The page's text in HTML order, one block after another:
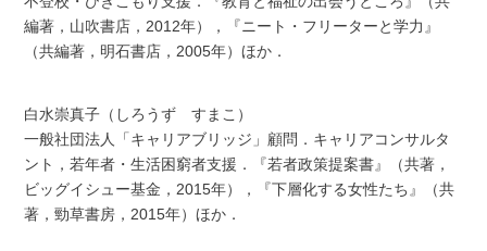
編著，山吹書店，2012年），『ニート・フリーターと学力』
（共編著，明石書店，2005年）ほか．
白水崇真子（しろうず すまこ）
一般社団法人「キャリアブリッジ」顧問．キャリアコンサルタ
ント，若年者・生活困窮者支援．『若者政策提案書』（共著，
ビッグイシュー基金，2015年），『下層化する女性たち』（共
著，勁草書房，2015年）ほか．